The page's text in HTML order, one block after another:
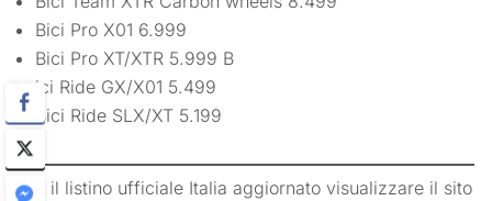
Bici Pro X01 6.999
Bici Pro XT/XTR 5.999 B
ici Ride GX/X01 5.499
Bici Ride SLX/XT 5.199
Per il listino ufficiale Italia aggiornato visualizzare il sito